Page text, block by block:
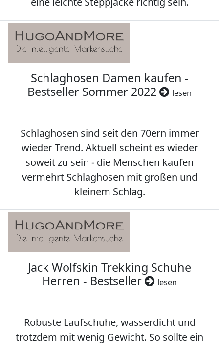
Schlaghosen Damen kaufen -
Bestseller Sommer 2022
lesen
Schlaghosen sind seit den 70ern immer
wieder Trend. Aktuell scheint es wieder
soweit zu sein - die Menschen kaufen
vermehrt Schlaghosen mit großen und
kleinem Schlag.
Jack Wolfskin Trekking Schuhe
Herren - Bestseller
lesen
Robuste Laufschuhe, wasserdicht und
trotzdem mit wenig Gewicht. So sollte ein